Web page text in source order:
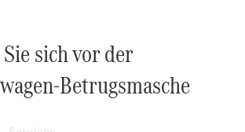
sich vor der
Betrugsmasche